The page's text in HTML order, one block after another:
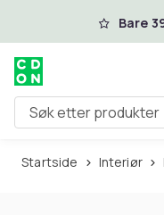
Hopp til Bare
Søk etter produkter
Startside Interiør